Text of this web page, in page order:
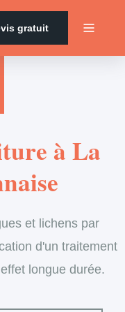
gratuit
à La
et lichens par
d'un traitement
longue durée.